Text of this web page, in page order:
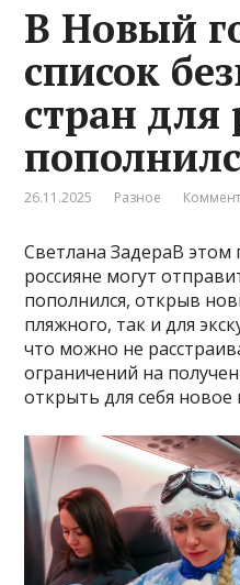
В Новый
список
стран для
26.11.2025 Разное
Светлана ЗадераВ этом
россияне могут
пополнился, открыв
пляжного, так и для
что можно не
ограничений на
открыть для себя новое